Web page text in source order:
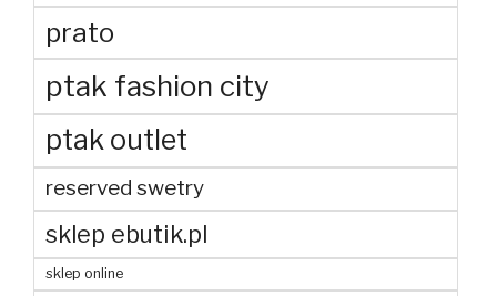
prato
ptak fashion city
ptak outlet
reserved swetry
sklep ebutik.pl
sklep online